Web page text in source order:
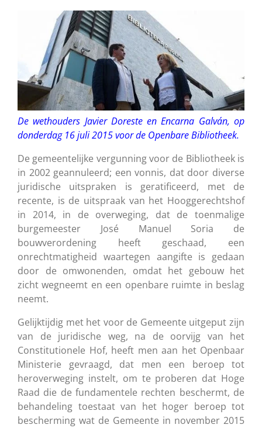
De wethouders Javier Doreste en Encarna Galván, op
donderdag 16 juli 2015 voor de Openbare Bibliotheek.
De gemeentelijke vergunning voor de Bibliotheek is
in 2002 geannuleerd; een vonnis, dat door diverse
juridische uitspraken is geratificeerd, met de
recente, is de uitspraak van het Hooggerechtshof
in 2014, in de overweging, dat de toenmalige
burgemeester José Manuel Soria de
bouwverordening heeft geschaad, een
onrechtmatigheid waartegen aangifte is gedaan
door de omwonenden, omdat het gebouw het
zicht wegneemt en een openbare ruimte in beslag
neemt.
Gelijktijdig met het voor de Gemeente uitgeput zijn
van de juridische weg, na de oorvijg van het
Constitutionele Hof, heeft men aan het Openbaar
Ministerie gevraagd, dat men een beroep tot
heroverweging instelt, om te proberen dat Hoge
Raad die de fundamentele rechten beschermt, de
behandeling toestaat van het hoger beroep tot
bescherming wat de Gemeente in november 2015